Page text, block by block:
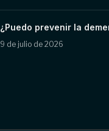
¿Puedo prevenir la
9 de julio de 2026